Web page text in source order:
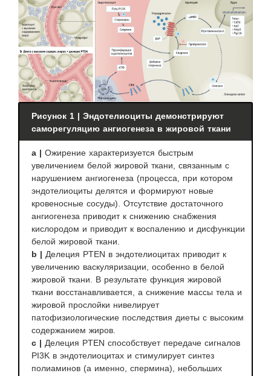
Рисунок 1 | Эндотелиоциты демонстрируют
саморегуляцию ангиогенеза в жировой ткани
а | Ожирение характеризуется быстрым
увеличением белой жировой ткани, связанным с
нарушением ангиогенеза (процесса, при котором
эндотелиоциты делятся и формируют новые
кровеносные сосуды). Отсутствие достаточного
ангиогенеза приводит к снижению снабжения
кислородом и приводит к воспалению и дисфункции
белой жировой ткани.
b | Делеция PTEN в эндотелиоцитах приводит к
увеличению васкуляризации, особенно в белой
жировой ткани. В результате функция жировой
ткани восстанавливается, а снижение массы тела и
жировой прослойки нивелирует
патофизиологические последствия диеты с высоким
содержанием жиров.
c | Делеция PTEN способствует передаче сигналов
PI3K в эндотелиоцитах и стимулирует синтез
полиаминов (а именно, спермина), небольших